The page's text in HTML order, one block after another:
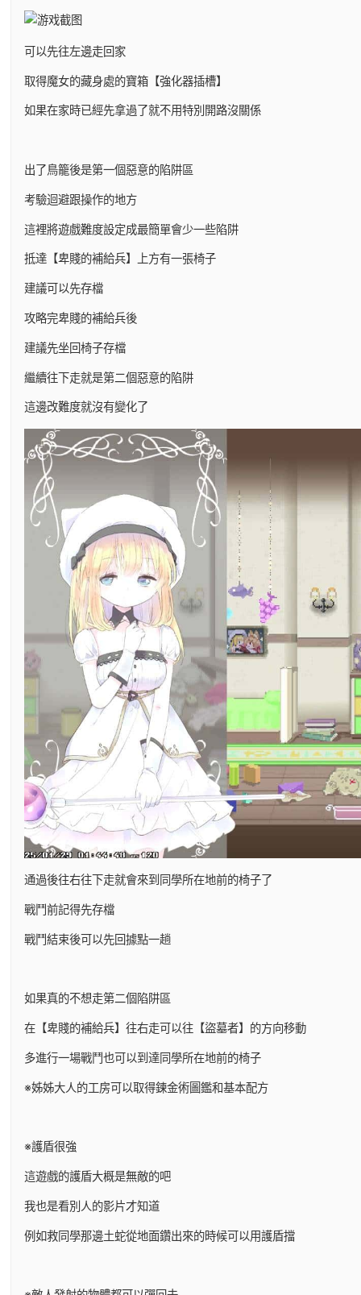
可以先往左邊走回家
取得魔女的藏身處的寶箱【強化器插槽】
如果在家時已經先拿過了就不用特別開路沒關係
出了鳥籠後是第一個惡意的陷阱區
考驗迴避跟操作的地方
這裡將遊戲難度設定成最簡單會少一些陷阱
抵達【卑賤的補給兵】上方有一張椅子
建議可以先存檔
攻略完卑賤的補給兵後
建議先坐回椅子存檔
繼續往下走就是第二個惡意的陷阱
這邊改難度就沒有變化了
通過後往右往下走就會來到同學所在地前的椅子了
戰鬥前記得先存檔
戰鬥結束後可以先回據點一趟
如果真的不想走第二個陷阱區
在【卑賤的補給兵】往右走可以往【盜墓者】的方向移動
多進行一場戰鬥也可以到達同學所在地前的椅子
※姊姊大人的工房可以取得鍊金術圖鑑和基本配方
※護盾很強
這遊戲的護盾大概是無敵的吧
我也是看別人的影片才知道
例如救同學那邊土蛇從地面鑽出來的時候可以用護盾擋